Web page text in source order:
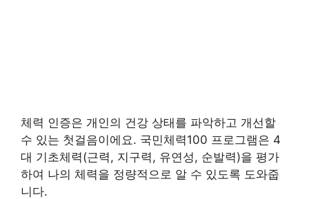
체력 인증은 개인의 건강 상태를 파악하고 개선할
수 있는 첫걸음이에요. 국민체력100 프로그램은 4
대 기초체력(근력, 지구력, 유연성, 순발력)을 평가
하여 나의 체력을 정량적으로 알 수 있도록 도와줍
니다.